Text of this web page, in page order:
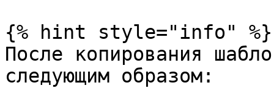
{% hint style="info" %}
После копирования
следующим образом: